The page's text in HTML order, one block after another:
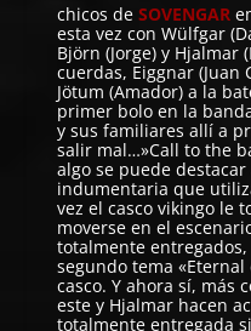
chicos deSOVENGAR
esta vez con Wülfgar
Björn (Jorge) y Hjalmar
cuerdas, Eiggnar (Juan
Jötum (Amador) a la
primer bolo en la
y sus familiares allí a
salir mal…»Call to the
algo se puede
indumentaria que
vez el casco vikingo le
moverse en el
totalmente
segundo tema
casco. Y ahora sí, más
este y Hjalmar hacen
totalmente entregada